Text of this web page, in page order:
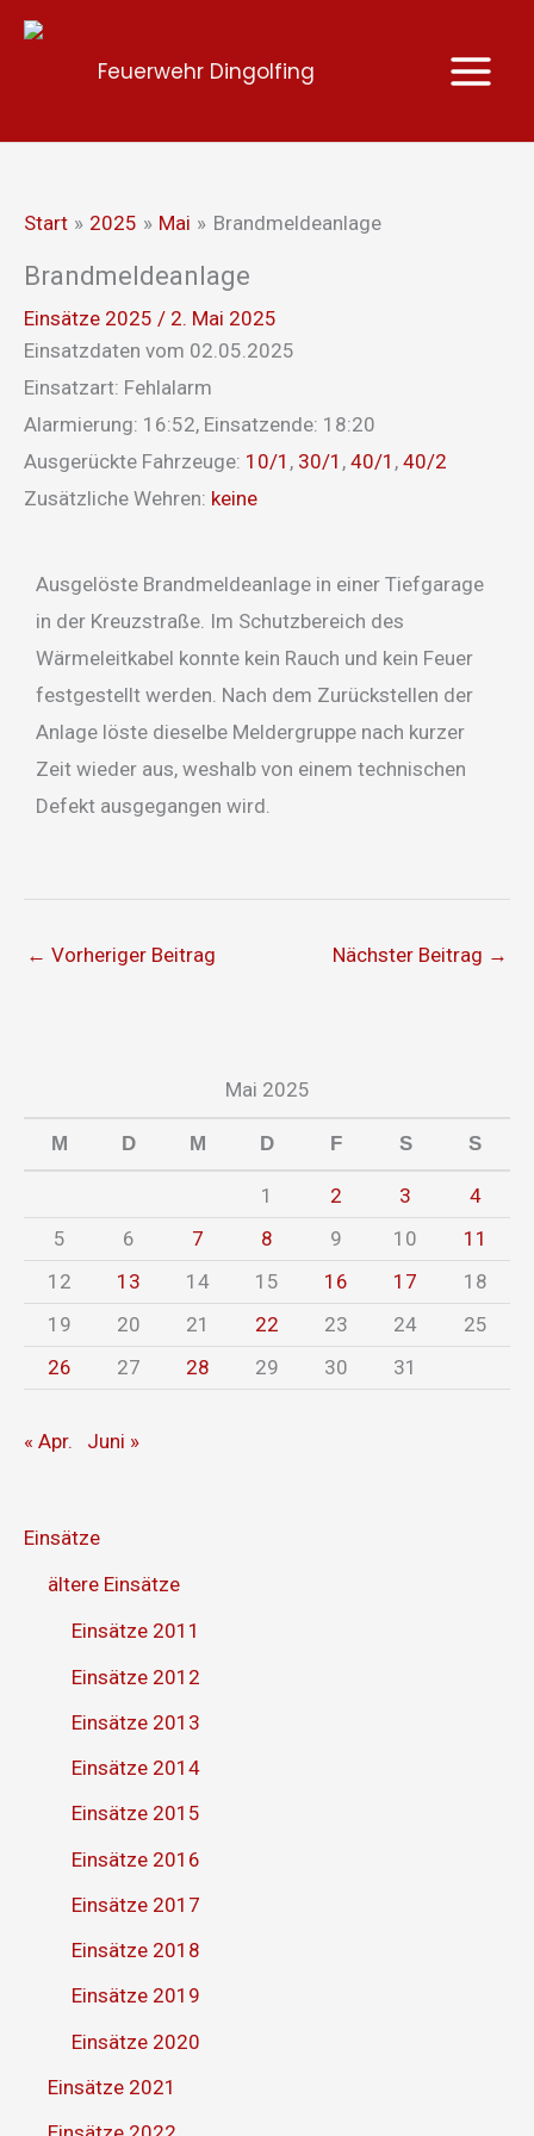
Zum
Feuerwehr Dingolfing
Start 2025 Mai Brandmeldeanlage
Brandmeldeanlage
Einsätze 2025 / 2. Mai 2025
Einsatzdaten vom 02.05.2025
Einsatzart: Fehlalarm
Alarmierung: 16:52, Einsatzende: 18:20
Ausgerückte Fahrzeuge: 10/1 , 30/1 , 40/1 , 40/2
Zusätzliche Wehren: keine
Ausgelöste Brandmeldeanlage in einer Tiefgarage
in der Kreuzstraße. Im Schutzbereich des
Wärmeleitkabel konnte kein Rauch und kein Feuer
festgestellt werden. Nach dem Zurückstellen der
Anlage löste dieselbe Meldergruppe nach kurzer
Zeit wieder aus, weshalb von einem technischen
Defekt ausgegangen wird.
← Vorheriger Beitrag Nächster Beitrag →
Mai 2025
M D M D F S S
1 2 3
4
5
6 7 8 9 10
11
12
13 14 15 16 17
18
19
20 21 22 23 24
25
26
27 28 29 30 31
« Apr. Juni »
Einsätze
ältere Einsätze
Einsätze 2011
Einsätze 2012
Einsätze 2013
Einsätze 2014
Einsätze 2015
Einsätze 2016
Einsätze 2017
Einsätze 2018
Einsätze 2019
Einsätze 2020
Einsätze 2021